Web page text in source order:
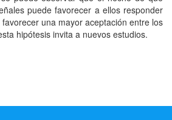
puede favorecer a ellos responder
una mayor aceptación entre los
hipótesis invita a nuevos estudios.